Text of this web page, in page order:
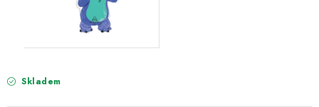
Obchodní podmínky
Podmínky ochrany osobních údajů
Skladem